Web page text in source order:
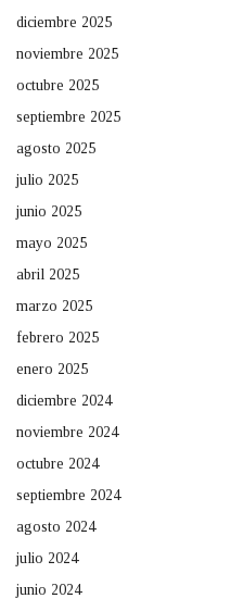
diciembre 2025
noviembre 2025
octubre 2025
septiembre 2025
agosto 2025
julio 2025
junio 2025
mayo 2025
abril 2025
marzo 2025
febrero 2025
enero 2025
diciembre 2024
noviembre 2024
octubre 2024
septiembre 2024
agosto 2024
julio 2024
junio 2024